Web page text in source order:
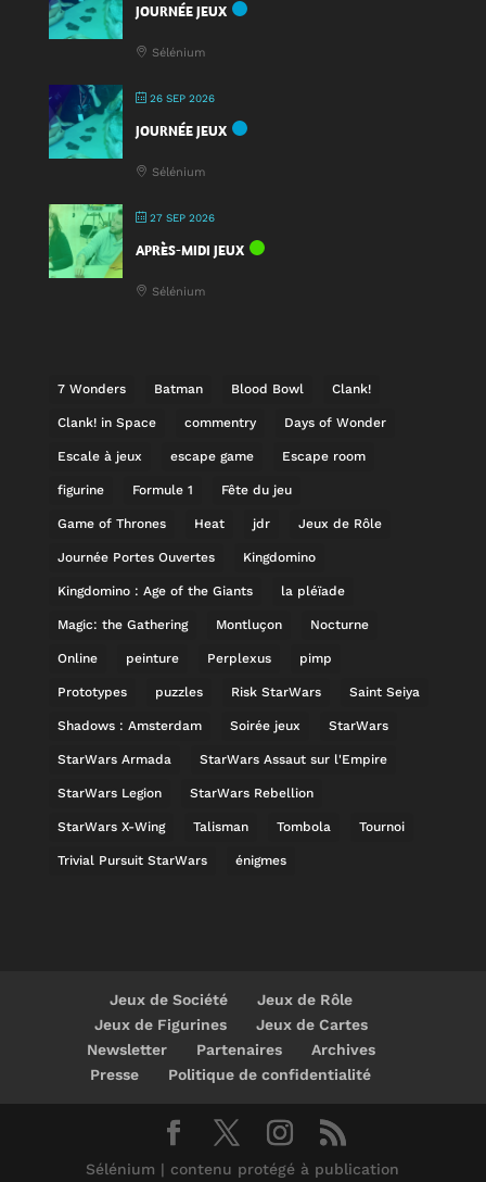
JOURNÉE JEUX
Sélénium
26 SEP 2026
JOURNÉE JEUX
Sélénium
27 SEP 2026
APRÈS-MIDI JEUX
Sélénium
7 Wonders Batman Blood Bowl Clank!
Clank! in Space commentry Days of Wonder
Escale à jeux escape game Escape room
figurine Formule 1 Fête du jeu
Game of Thrones Heat jdr Jeux de Rôle
Journée Portes Ouvertes Kingdomino
Kingdomino : Age of the Giants la pléïade
Magic: the Gathering Montluçon Nocturne
Online peinture Perplexus pimp
Prototypes puzzles Risk StarWars Saint Seiya
Shadows : Amsterdam Soirée jeux StarWars
StarWars Armada StarWars Assaut sur l'Empire
StarWars Legion StarWars Rebellion
StarWars X-Wing Talisman Tombola Tournoi
Trivial Pursuit StarWars énigmes
Jeux de Société
Jeux de Rôle
Jeux de Figurines
Jeux de Cartes
Newsletter
Partenaires
Archives
Presse
Politique de confidentialité
Sélénium | contenu protégé à publication